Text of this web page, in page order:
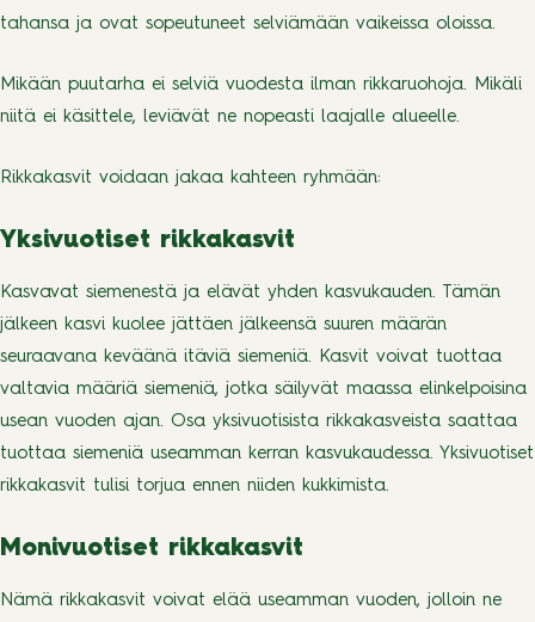
tahansa ja ovat sopeutuneet selviämään vaikeissa oloissa.
Mikään puutarha ei selviä vuodesta ilman rikkaruohoja. Mikäli
niitä ei käsittele, leviävät ne nopeasti laajalle alueelle.
Rikkakasvit voidaan jakaa kahteen ryhmään:
Yksivuotiset rikkakasvit
Kasvavat siemenestä ja elävät yhden kasvukauden. Tämän
jälkeen kasvi kuolee jättäen jälkeensä suuren määrän
seuraavana keväänä itäviä siemeniä. Kasvit voivat tuottaa
valtavia määriä siemeniä, jotka säilyvät maassa elinkelpoisina
usean vuoden ajan. Osa yksivuotisista rikkakasveista saattaa
tuottaa siemeniä useamman kerran kasvukaudessa. Yksivuotiset
rikkakasvit tulisi torjua ennen niiden kukkimista.
Monivuotiset rikkakasvit
Nämä rikkakasvit voivat elää useamman vuoden, jolloin ne